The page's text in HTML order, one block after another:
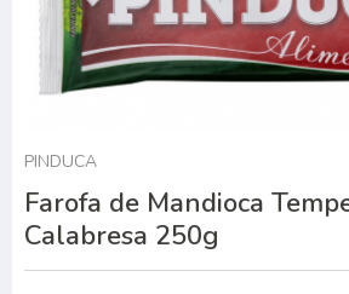
PINDUCA
Farofa de Mandioca
Calabresa 250g